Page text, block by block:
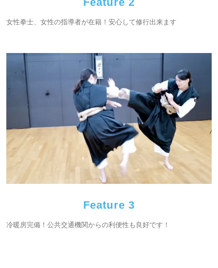
女性拳士、女性の指導者が在籍！安心して修行出来ます
Feature 3
冷暖房完備！公共交通機関からの利便性も良好です！